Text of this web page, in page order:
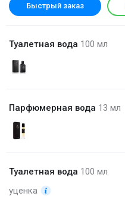
Быстрый заказ
Туалетная вода 100 мл
Парфюмерная вода 13 мл
Туалетная вода 100 мл
уценка